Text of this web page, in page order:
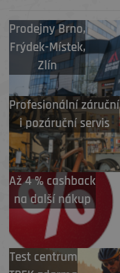
ProdejnyBrno,
Frýdek-Místek,
Zlín
Profesionální záruční
i pozáruční servis
Až 4 % cashback
na další nákup
Test centrum